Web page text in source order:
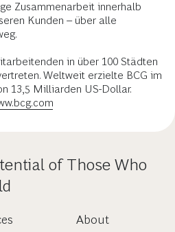
Zusammenarbeit innerhalb
Kunden – über alle
in über 100 Städten
Weltweit erzielte BCG im
13,5 Milliarden US-Dollar.
of Those Who
About